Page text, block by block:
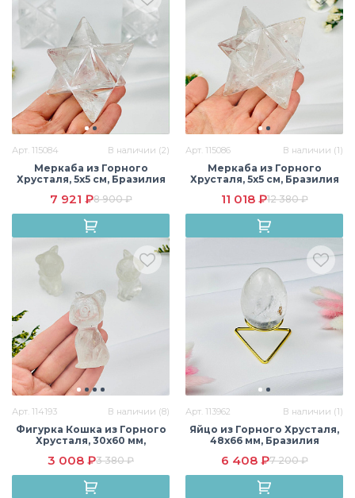
Арт. 115084 В наличии (2)
Меркаба из Горного
Хрусталя, 5х5 см, Бразилия
7 921 ₽8 900 ₽
Арт. 115086 В наличии (1)
Меркаба из Горного
Хрусталя, 5х5 см, Бразилия
11 018 ₽12 380 ₽
Арт. 114193 В наличии (8)
Фигурка Кошка из Горного
Хрусталя, 30х60 мм,
3 008 ₽3 380 ₽
Арт. 113962 В наличии (1)
Яйцо из Горного Хрусталя,
48х66 мм, Бразилия
6 408 ₽7 200 ₽